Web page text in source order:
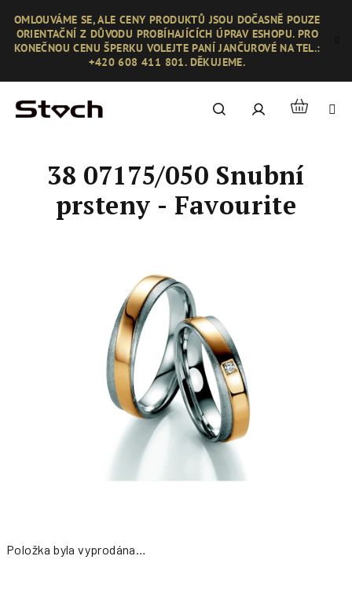
obsah
OMLOUVÁME SE, ALE CENY PRODUKTŮ JSOU DOČASNĚ POUZE
ORIENTAČNÍ Z DŮVODU PROBÍHAJÍCÍCH ÚPRAV ESHOPU. PRO
KONEČNOU CENU ŠPERKU VOLEJTE PANÍ JANČUROVÉ NA TEL.:
+420 608 411 801. DĚKUJEME.
Hledat PřihlášeníNákupní
Položka byla vyprodána…
38 07175/050 Snubní
prsteny - Favourite